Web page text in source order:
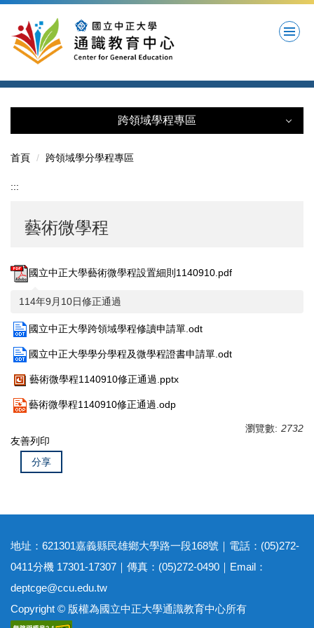
主
容
跨領域學程專區
跨領域學程專區
藝術微學程
世代永續與智慧科技微學程
更多跨領域學分學程
國立中正大學學生修習跨領域學程獎勵要點
首頁 跨領域學分學程專區
:::
藝術微學程
國立中正大學藝術微學程設置細則1140910.pdf
114年9月10日修正通過
國立中正大學跨領域學程修讀申請單.odt
國立中正大學學分學程及微學程證書申請單.odt
藝術微學程1140910修正通過.pptx
藝術微學程1140910修正通過.odp
瀏覽數: 2732
友善列印
分享
地址：621301嘉義縣民雄鄉大學路一段168號｜電話：(05)272-
0411分機 17301-17307｜傳真：(05)272-0490｜Email：
deptcge@ccu.edu.tw
Copyright © 版權為國立中正大學通識教育中心所有